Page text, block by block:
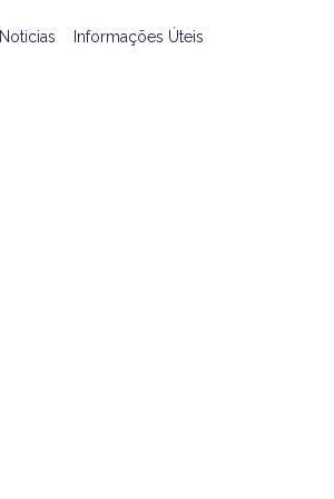
Noticias Informações Úteis